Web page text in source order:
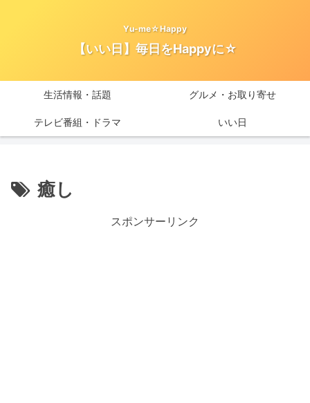
Yu-me☆Happy
【いい日】毎日をHappyに☆
生活情報・話題 グルメ・お取り寄せ
テレビ番組・ドラマ いい日
癒し
スポンサーリンク